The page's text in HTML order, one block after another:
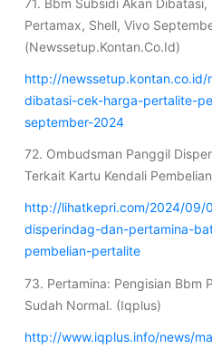
Pertamax, Shell, Vivo
(Newssetup.Kontan.Co.Id)
http://
dibatasi-cek-harga-pertalite-
september-2024
72. Ombudsman Panggil
Terkait Kartu Kendali
http://lihatkepri.com/2024/09/
disperindag-dan-pertamina-
pembelian-pertalite
73. Pertamina: Pengisian Bbm
Sudah Normal. (Iqplus)
http://www.iqplus.info/news/